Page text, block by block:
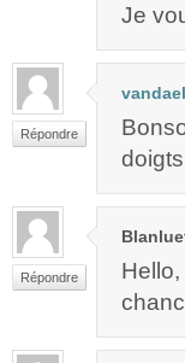
Je
Répondre
doigts
Répondre